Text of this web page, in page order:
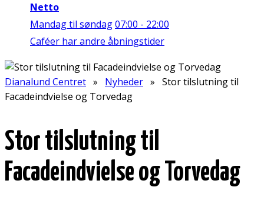
Netto
Mandag til søndag07:00 - 22:00
Caféer har andre åbningstider
Dianalund Centret » Nyheder » Stor tilslutning til
Facadeindvielse og Torvedag
Stor tilslutning til
Facadeindvielse og Torvedag